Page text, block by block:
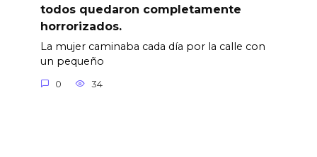
todos quedaron completamente
horrorizados.
La mujer caminaba cada día por la calle con
un pequeño
0 34